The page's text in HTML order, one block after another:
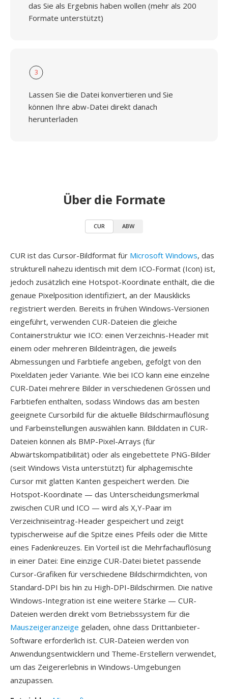
das Sie als Ergebnis haben wollen (mehr als 200
Formate unterstützt)
3
Lassen Sie die Datei konvertieren und Sie
können Ihre abw-Datei direkt danach
herunterladen
Über die Formate
CUR ABW
CUR ist das Cursor-Bildformat für Microsoft Windows, das
strukturell nahezu identisch mit dem ICO-Format (Icon) ist,
jedoch zusätzlich eine Hotspot-Koordinate enthält, die die
genaue Pixelposition identifiziert, an der Mausklicks
registriert werden. Bereits in frühen Windows-Versionen
eingeführt, verwenden CUR-Dateien die gleiche
Containerstruktur wie ICO: einen Verzeichnis-Header mit
einem oder mehreren Bildeinträgen, die jeweils
Abmessungen und Farbtiefe angeben, gefolgt von den
Pixeldaten jeder Variante. Wie bei ICO kann eine einzelne
CUR-Datei mehrere Bilder in verschiedenen Grössen und
Farbtiefen enthalten, sodass Windows das am besten
geeignete Cursorbild für die aktuelle Bildschirmauflösung
und Farbeinstellungen auswählen kann. Bilddaten in CUR-
Dateien können als BMP-Pixel-Arrays (für
Abwärtskompatibilität) oder als eingebettete PNG-Bilder
(seit Windows Vista unterstützt) für alphagemischte
Cursor mit glatten Kanten gespeichert werden. Die
Hotspot-Koordinate — das Unterscheidungsmerkmal
zwischen CUR und ICO — wird als X,Y-Paar im
Verzeichniseintrag-Header gespeichert und zeigt
typischerweise auf die Spitze eines Pfeils oder die Mitte
eines Fadenkreuzes. Ein Vorteil ist die Mehrfachauflösung
in einer Datei: Eine einzige CUR-Datei bietet passende
Cursor-Grafiken für verschiedene Bildschirmdichten, von
Standard-DPI bis hin zu High-DPI-Bildschirmen. Die native
Windows-Integration ist eine weitere Stärke — CUR-
Dateien werden direkt vom Betriebssystem für die
Mauszeigeranzeige geladen, ohne dass Drittanbieter-
Software erforderlich ist. CUR-Dateien werden von
Anwendungsentwicklern und Theme-Erstellern verwendet,
um das Zeigererlebnis in Windows-Umgebungen
anzupassen.